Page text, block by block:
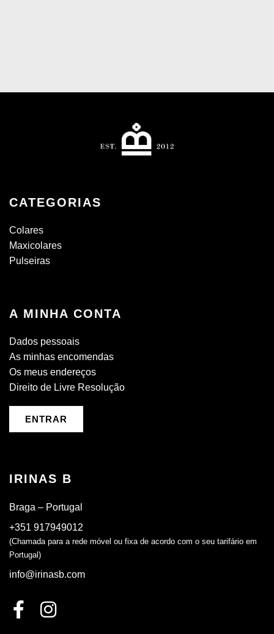
CATEGORIAS
Colares
Maxicolares
Pulseiras
A MINHA CONTA
Dados pessoais
As minhas encomendas
Os meus endereços
Direito de Livre Resolução
ENTRAR
IRINAS B
Braga – Portugal
+351 917949012
(Chamada para a rede móvel ou fixa de acordo com o seu tarifário em
Portugal)
info@irinasb.com